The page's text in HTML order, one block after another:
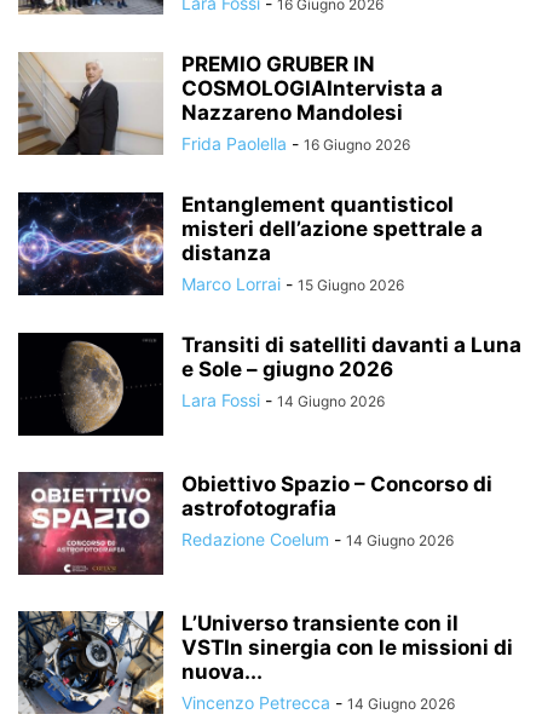
16 Giugno 2026
PREMIO GRUBER IN
COSMOLOGIAIntervista a
Nazzareno Mandolesi
Frida Paolella - 16 Giugno 2026
Entanglement quantisticoI
misteri dell’azione spettrale a
distanza
Marco Lorrai - 15 Giugno 2026
Transiti di satelliti davanti a Luna
e Sole – giugno 2026
Lara Fossi - 14 Giugno 2026
Obiettivo Spazio – Concorso di
astrofotografia
Redazione Coelum - 14 Giugno 2026
L’Universo transiente con il
VSTIn sinergia con le missioni di
nuova...
Vincenzo Petrecca - 14 Giugno 2026